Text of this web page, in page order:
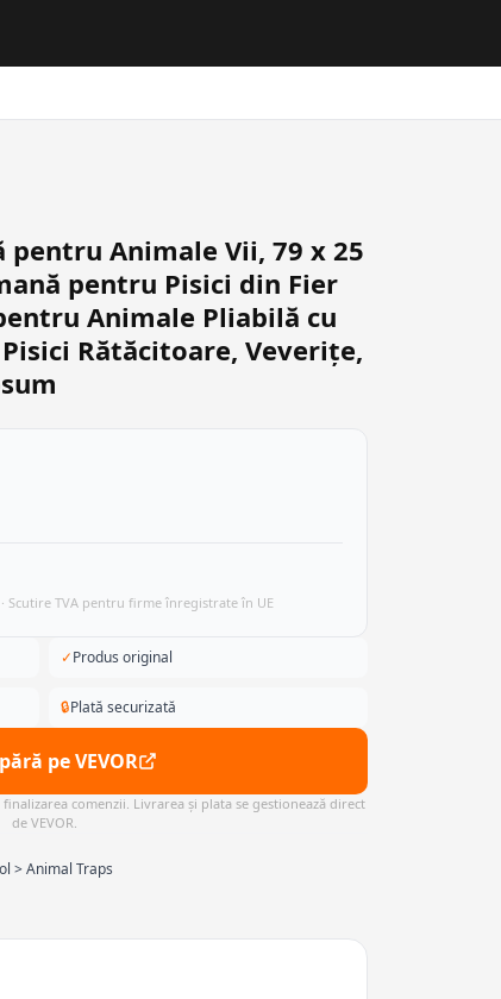
pentru Animale Vii, 79 x 25
pentru Pisici din Fier
Animale Pliabilă cu
Rătăcitoare, Veverițe,
Scutire TVA pentru firme înregistrate în UE
✓Produs original
🔒Plată securizată
pe VEVOR
comenzii. Livrarea și plata se gestionează direct
de VEVOR.
> Animal Traps